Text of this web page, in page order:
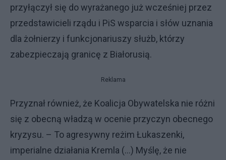
przyłączył się do wyrażanego już wcześniej przez
przedstawicieli rządu i PiS wsparcia i słów uznania
dla żołnierzy i funkcjonariuszy służb, którzy
zabezpieczają granicę z Białorusią.
Reklama
Przyznał również, że Koalicja Obywatelska nie różni
się z obecną władzą w ocenie przyczyn obecnego
kryzysu. – To agresywny reżim Łukaszenki,
imperialne działania Kremla (...) Myślę, że nie